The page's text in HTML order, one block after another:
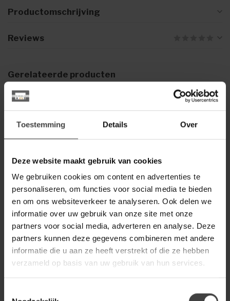
Toestemming Details Over
Deze website maakt gebruik van cookies
We gebruiken cookies om content en advertenties te
personaliseren, om functies voor social media te bieden
en om ons websiteverkeer te analyseren. Ook delen we
informatie over uw gebruik van onze site met onze
partners voor social media, adverteren en analyse. Deze
partners kunnen deze gegevens combineren met andere
informatie die u aan ze heeft verstrekt of die ze hebben
verzameld op basis van uw gebruik van hun services.
Productomschrijving
Reviews
Gerelateerde producten
groen metallic
€49,00
€19,00
Heb je een vraag over dit product?
op met onze klantenservice info@dewoonwinkel.nlof
224 850 926. We helpen je graag.
Recent bekeken
-50%